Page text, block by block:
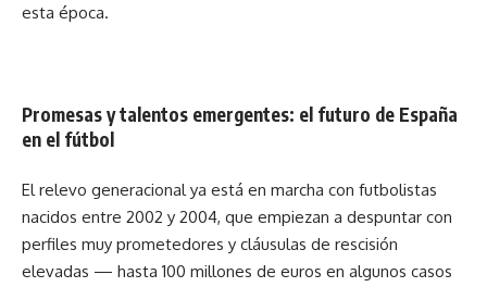
esta época.
Promesas y talentos emergentes: el futuro de España
en el fútbol
El relevo generacional ya está en marcha con futbolistas
nacidos entre 2002 y 2004, que empiezan a despuntar con
perfiles muy prometedores y cláusulas de rescisión
elevadas — hasta 100 millones de euros en algunos casos